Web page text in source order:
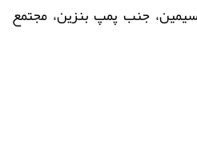
جنب پمپ بنزین، مجتمع